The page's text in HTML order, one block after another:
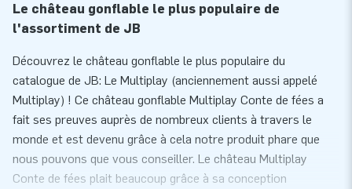
Le château gonflable le plus populaire de
l'assortiment de JB
Découvrez le château gonflable le plus populaire du
catalogue de JB: Le Multiplay (anciennement aussi appelé
Multiplay) ! Ce château gonflable Multiplay Conte de fées a
fait ses preuves auprès de nombreux clients à travers le
monde et est devenu grâce à cela notre produit phare que
nous pouvons que vous conseiller. Le château Multiplay
Conte de fées plait beaucoup grâce à sa conception